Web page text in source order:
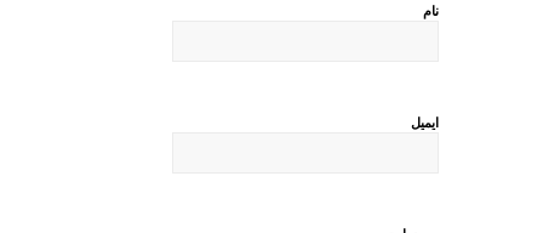
نام
ایمیل